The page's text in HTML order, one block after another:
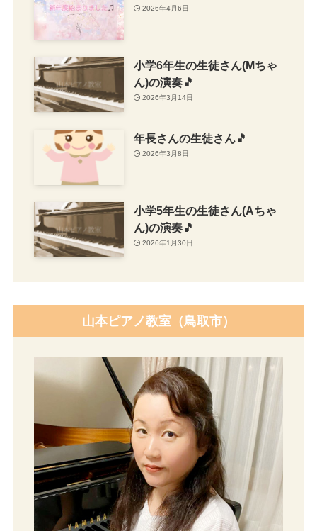
2026年4月6日
小学6年生の生徒さん(Mちゃ
ん)の演奏🎵
2026年3月14日
年長さんの生徒さん🎵
2026年3月8日
小学5年生の生徒さん(Aちゃ
ん)の演奏🎵
2026年1月30日
山本ピアノ教室（鳥取市）